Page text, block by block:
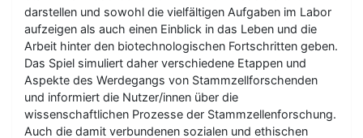
darstellen und sowohl die vielfältigen Aufgaben im Labor
aufzeigen als auch einen Einblick in das Leben und die
Arbeit hinter den biotechnologischen Fortschritten geben.
Das Spiel simuliert daher verschiedene Etappen und
Aspekte des Werdegangs von Stammzellforschenden
und informiert die Nutzer/innen über die
wissenschaftlichen Prozesse der Stammzellenforschung.
Auch die damit verbundenen sozialen und ethischen